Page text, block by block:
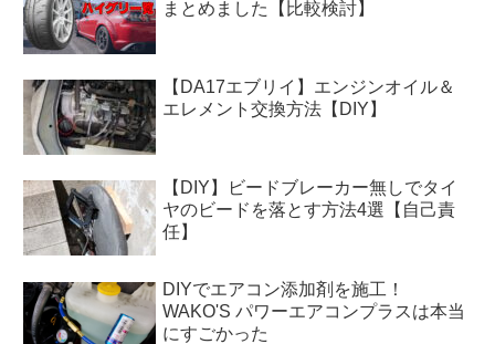
まとめました【比較検討】
【DA17エブリイ】エンジンオイル＆
エレメント交換方法【DIY】
【DIY】ビードブレーカー無しでタイ
ヤのビードを落とす方法4選【自己責
任】
DIYでエアコン添加剤を施工！
WAKO'S パワーエアコンプラスは本当
にすごかった